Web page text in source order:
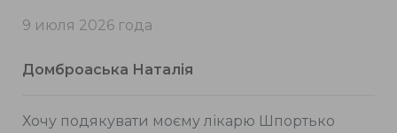
9 июля 2026 года
Домброаська Наталія
Хочу подякувати моєму лікарю Шпортько